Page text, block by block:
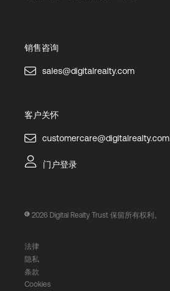
销售咨询
sales@digitalrealty.com
客户关怀
customercare@digitalrealty.com
门户登录
2026 Digital Realty Trust 保留所有权利。
法律
隐私
条款
Cookies